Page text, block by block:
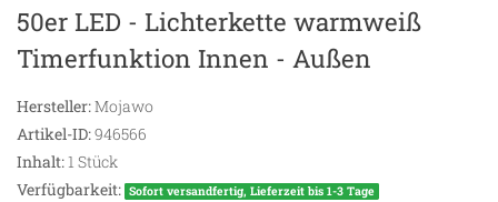
50er LED - Lichterkette warmweiß
Timerfunktion Innen - Außen
Hersteller:Mojawo
Artikel-ID:946566
Inhalt:1 Stück
Verfügbarkeit: Sofort versandfertig, Lieferzeit bis 1-3 Tage